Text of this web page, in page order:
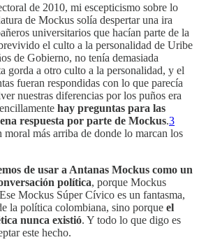
de 2010, mi escepticismo sobre lo
de Mockus solía despertar una ira
universitarios que hacían parte de la
el culto a la personalidad de Uribe
de Gobierno, no tenía demasiada
gorda a otro culto a la personalidad, y el
fueran respondidas con lo que parecía
nuestras diferencias por los puños era
hay preguntas para las
respuesta por parte de Mockus.3
más arriba de donde lo marcan los
de usar a Antanas Mockus como un
política, porque Mockus
Mockus Súper Cívico es un fantasma,
la política colombiana, sino porque el
nunca existió. Y todo lo que digo es
este hecho.